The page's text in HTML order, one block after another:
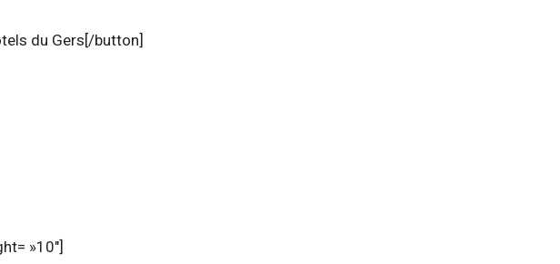
du Gers[/button]
»10″]